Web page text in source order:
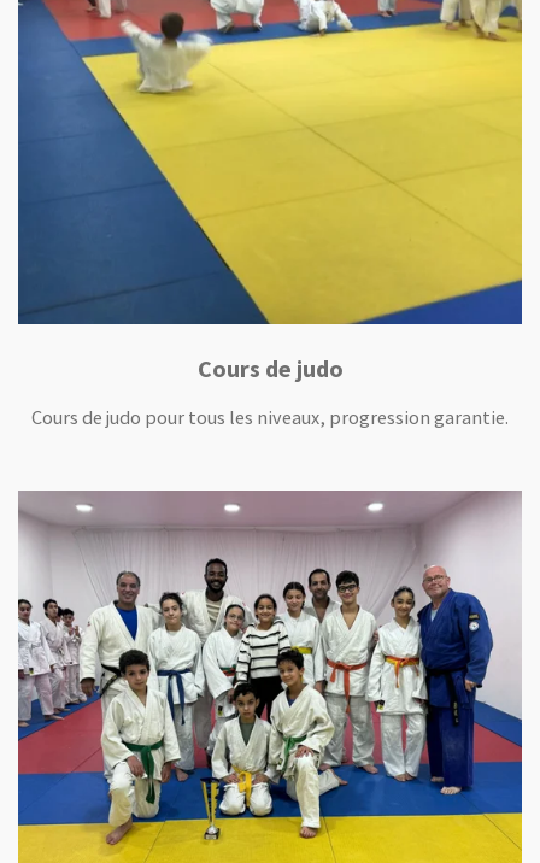
Cours de judo
Cours de judo pour tous les niveaux, progression garantie.